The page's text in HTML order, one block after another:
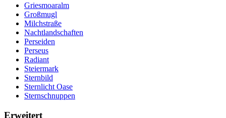
Griesmoaralm
Großmugl
Milchstraße
Nachtlandschaften
Perseiden
Perseus
Radiant
Steiermark
Sternbild
Sternlicht Oase
Sternschnuppen
Erweitert